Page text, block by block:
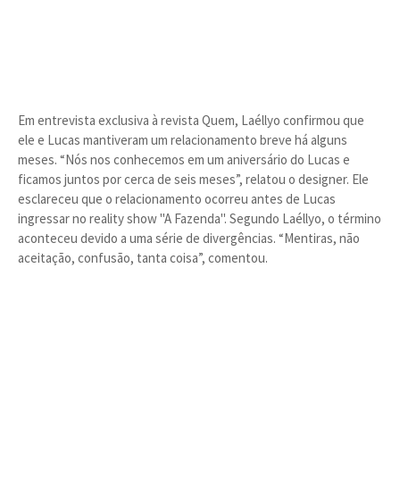
Em entrevista exclusiva à revista Quem, Laéllyo confirmou que
ele e Lucas mantiveram um relacionamento breve há alguns
meses. “Nós nos conhecemos em um aniversário do Lucas e
ficamos juntos por cerca de seis meses”, relatou o designer. Ele
esclareceu que o relacionamento ocorreu antes de Lucas
ingressar no reality show "A Fazenda". Segundo Laéllyo, o término
aconteceu devido a uma série de divergências. “Mentiras, não
aceitação, confusão, tanta coisa”, comentou.